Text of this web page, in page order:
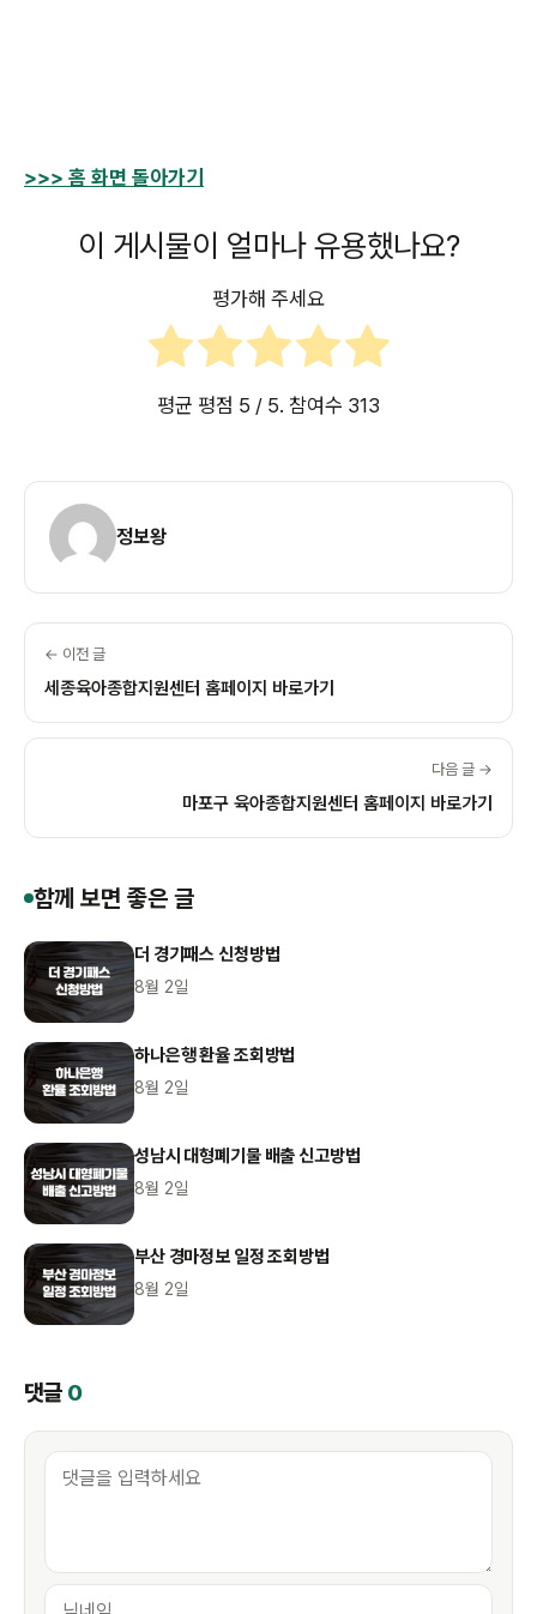
>>> 홈 화면 돌아가기
이 게시물이 얼마나 유용했나요?
평가해 주세요
평균 평점 5 / 5. 참여수 313
정보왕
← 이전 글
세종육아종합지원센터 홈페이지 바로가기
다음 글 →
마포구 육아종합지원센터 홈페이지 바로가기
함께 보면 좋은 글
더 경기패스 신청방법
8월 2일
하나은행 환율 조회방법
8월 2일
성남시 대형폐기물 배출 신고방법
8월 2일
부산 경마정보 일정 조회방법
8월 2일
댓글 0